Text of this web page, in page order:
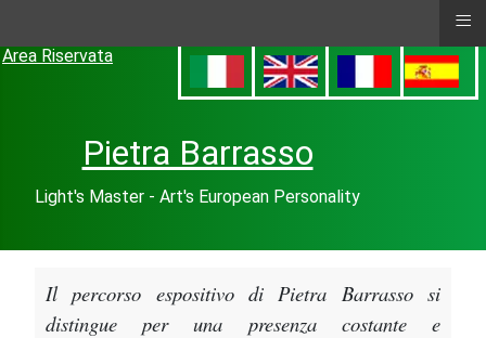
Area Riservata
Pietra Barrasso
Light's Master - Art's European Personality
Il percorso espositivo di Pietra Barrasso si
distingue per una presenza costante e
≡